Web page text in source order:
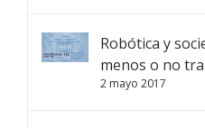
Robótica y
menos o no
2 mayo 2017